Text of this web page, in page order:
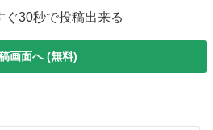
ぐ30秒で投稿出来る
画面へ (無料)